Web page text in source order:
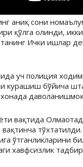
аниқ сони
қўлга олинди,
Ички ишлар
уч полиция
курашиш бўйича
вақтида
ўтганликларини
хавфсизлик